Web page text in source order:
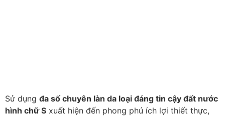
Sử dụng đa số chuyên làn da loại đáng tin cậy đất nước
hình chữ S xuất hiện đến phong phú ích lợi thiết thực,